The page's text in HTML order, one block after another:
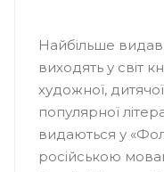
Найбільше
виходять у світ
художної,
популярної
видаються у
російською